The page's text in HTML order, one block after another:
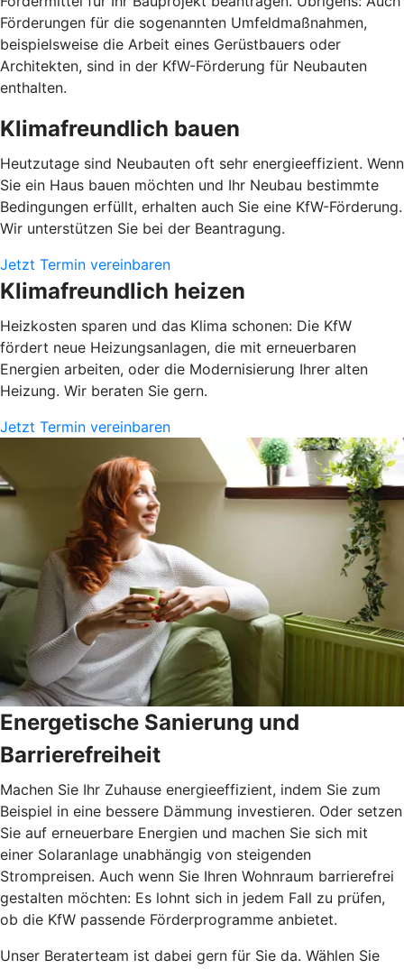
Förderungen für die sogenannten Umfeldmaßnahmen,
beispielsweise die Arbeit eines Gerüstbauers oder
Architekten, sind in der KfW-Förderung für Neubauten
enthalten.
Klimafreundlich bauen
Heutzutage sind Neubauten oft sehr energieeffizient. Wenn
Sie ein Haus bauen möchten und Ihr Neubau bestimmte
Bedingungen erfüllt, erhalten auch Sie eine KfW-Förderung.
Wir unterstützen Sie bei der Beantragung.
Jetzt Termin vereinbaren
Klimafreundlich heizen
Heizkosten sparen und das Klima schonen: Die KfW
fördert neue Heizungsanlagen, die mit erneuerbaren
Energien arbeiten, oder die Modernisierung Ihrer alten
Heizung. Wir beraten Sie gern.
Jetzt Termin vereinbaren
Energetische Sanierung und
Barrierefreiheit
Machen Sie Ihr Zuhause energieeffizient, indem Sie zum
Beispiel in eine bessere Dämmung investieren. Oder setzen
Sie auf erneuerbare Energien und machen Sie sich mit
einer Solaranlage unabhängig von steigenden
Strompreisen. Auch wenn Sie Ihren Wohnraum barrierefrei
gestalten möchten: Es lohnt sich in jedem Fall zu prüfen,
ob die KfW passende Förderprogramme anbietet.
Unser Beraterteam ist dabei gern für Sie da. Wählen Sie